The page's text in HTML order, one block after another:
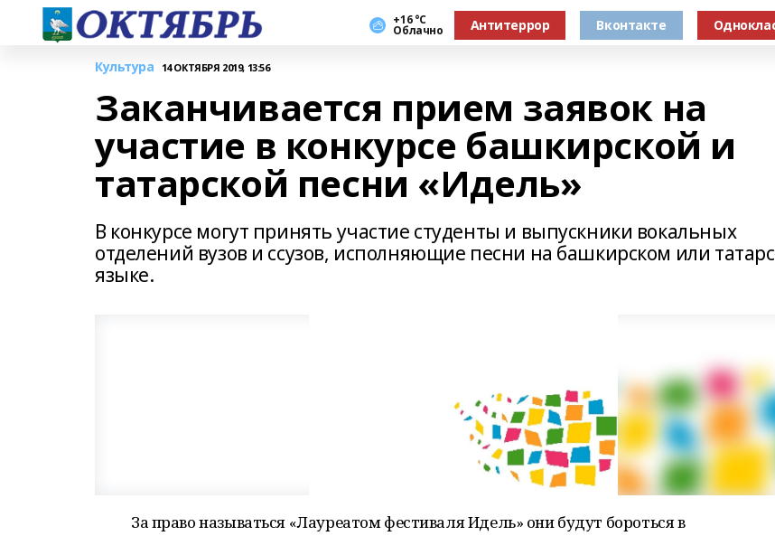
+16 °С
Облачно Антитеррор Вконтакте
Культура 14 ОКТЯБРЯ 2019, 13:56
Заканчивается прием заявок на
участие в конкурсе башкирской и
татарской песни «Идель»
В конкурсе могут принять участие студенты и выпускники вокальных
отделений вузов и ссузов, исполняющие песни на башкирском или
языке.
За право называться «Лауреатом фестиваля Идель» они будут бороться в